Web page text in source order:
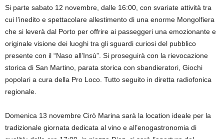
Si parte sabato 12 novembre, dalle 16:00, con svariate attività tra
cui l’inedito e spettacolare allestimento di una enorme Mongolfiera
che si leverà dal Porto per offrire ai passeggeri una emozionante e
originale visione dei luoghi tra gli sguardi curiosi del pubblico
presente con il “Naso all’Insù”. Si proseguirà con la rievocazione
storica di San Martino, parata storica con sbandieratori, Giochi
popolari a cura della Pro Loco. Tutto seguito in diretta radiofonica
regionale.
Domenica 13 novembre Cirò Marina sarà la location ideale per la
tradizionale giornata dedicata al vino e all’enogastronomia di